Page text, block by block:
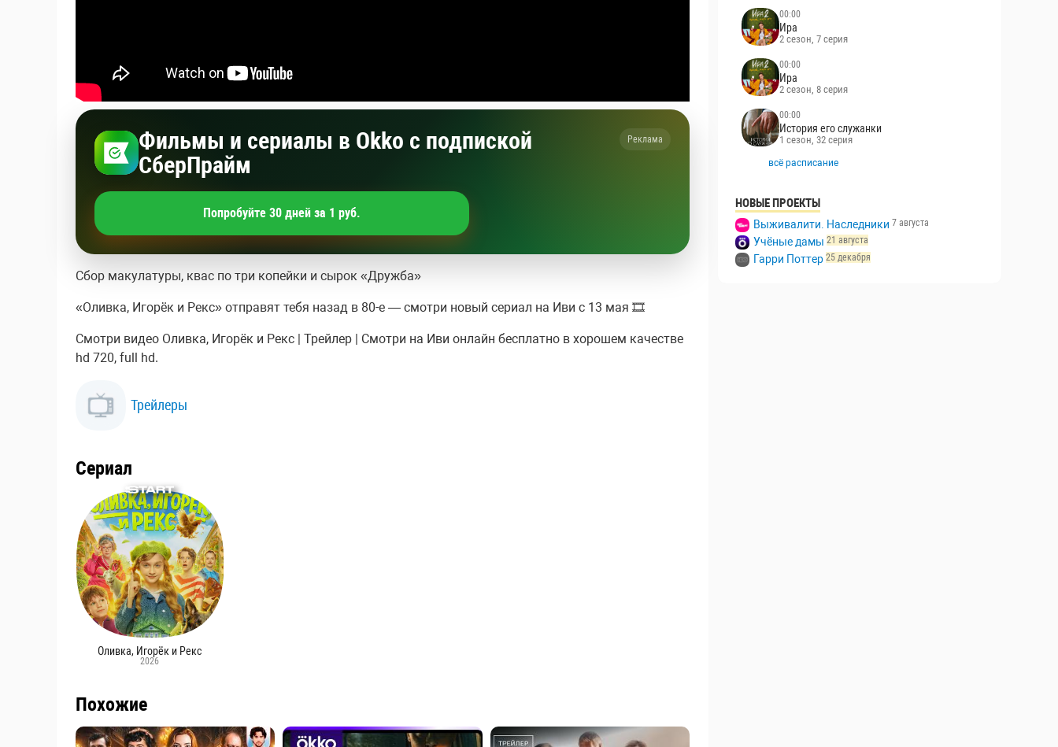
Фильмы и сериалы в Okko с подпиской
СберПрайм
Реклама
Попробуйте 30 дней за 1 руб.
Сбор макулатуры, квас по три копейки и сырок «Дружба»
«Оливка, Игорёк и Рекс» отправят тебя назад в 80-е — смотри новый сериал на Иви с 13 мая 🎞
Смотри видео Оливка, Игорёк и Рекс | Трейлер | Смотри на Иви онлайн бесплатно в хорошем качестве
hd 720, full hd.
Трейлеры
Сериал
Оливка, Игорёк и Рекс
2026
00:00
Ира
2 сезон, 7 серия
00:00
Ира
2 сезон, 8 серия
00:00
История его служанки
1 сезон, 32 серия
всё расписание
НОВЫЕ ПРОЕКТЫ
Выживалити. Наследники